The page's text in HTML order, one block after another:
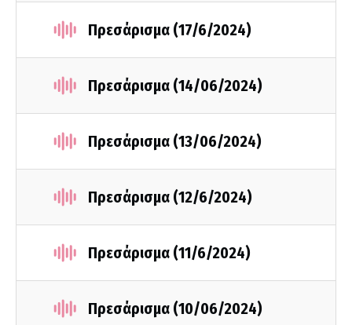
Πρεσάρισμα (17/6/2024)
Πρεσάρισμα (14/06/2024)
Πρεσάρισμα (13/06/2024)
Πρεσάρισμα (12/6/2024)
Πρεσάρισμα (11/6/2024)
Πρεσάρισμα (10/06/2024)